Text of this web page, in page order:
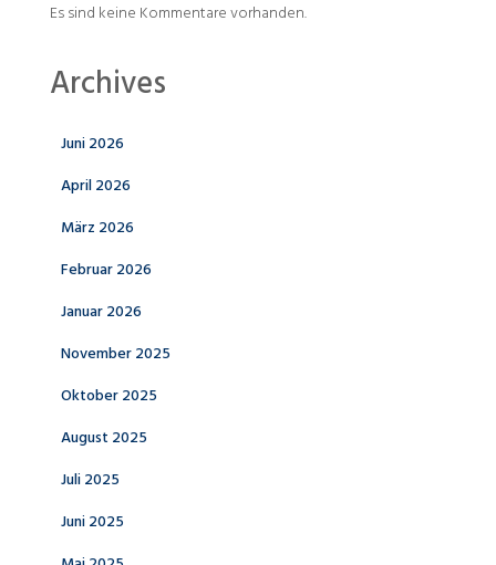
Es sind keine Kommentare vorhanden.
Archives
Juni 2026
April 2026
März 2026
Februar 2026
Januar 2026
November 2025
Oktober 2025
August 2025
Juli 2025
Juni 2025